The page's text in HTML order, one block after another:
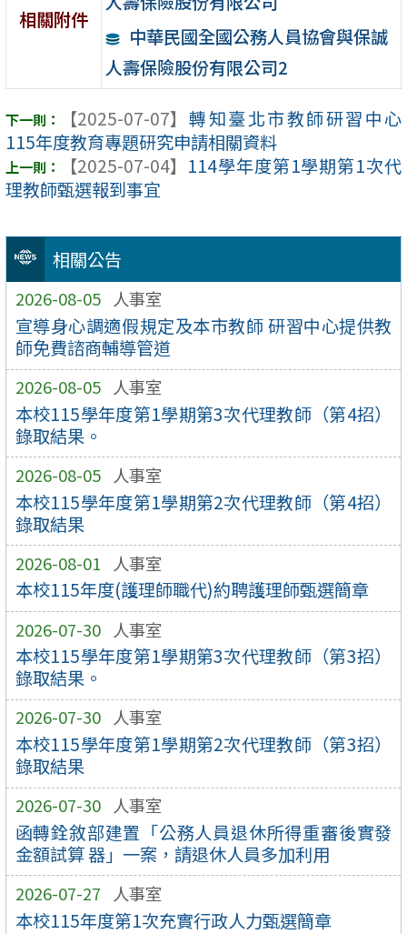
相關公告
2026-08-05 人事室
宣導身心調適假規定及本市教師 研習中心提供教
師免費諮商輔導管道
2026-08-05 人事室
本校115學年度第1學期第3次代理教師（第4招）
錄取結果。
2026-08-05 人事室
本校115學年度第1學期第2次代理教師（第4招）
錄取結果
2026-08-01 人事室
本校115年度(護理師職代)約聘護理師甄選簡章
2026-07-30 人事室
本校115學年度第1學期第3次代理教師（第3招）
錄取結果。
2026-07-30 人事室
本校115學年度第1學期第2次代理教師（第3招）
錄取結果
2026-07-30 人事室
函轉銓敘部建置「公務人員退休所得重審後實發
金額試算 器」一案，請退休人員多加利用
2026-07-27 人事室
本校115年度第1次充實行政人力甄選簡章
相關附件
中華民國全國公務人員協會與保誠
人壽保險股份有限公司2
【2025-07-07】 轉知臺北市教師研習中心
115年度教育專題研究申請相關資料
【2025-07-04】 114學年度第1學期第1次代
理教師甄選報到事宜